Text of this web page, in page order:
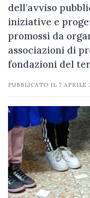
dell’avviso
iniziative e
promossi da
associazioni di
fondazioni del
PUBBLICATO IL 7 APRILE